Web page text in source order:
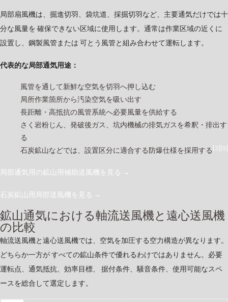
局部扇風機は、掘進切羽、袋坑道、採掘切羽など、主要通気だけでは十
分な風量を 確保できない区域に使用します。通常は作業区域の近くに
設置し、鋼製風管または 可とう風管と組み合わせて運転します。
代表的な局部通気用途：
風管を通して新鮮な空気を切羽へ押し込む
局所作業箇所から汚染空気を吸い出す
長距離・高抵抗の風管系統へ必要風量を供給する
さく岩粉じん、発破後ガス、坑内機械の排気ガスを希釈・排出す
る
石炭鉱山などでは、設置区分に適合する防爆仕様を採用する [3] [9]
局部通気用の鉱山用補助送風機を見る →
石炭鉱山用局部送風機を見る →
鉱山通気における軸流送風機と遠心送風機
の比較
軸流送風機と遠心送風機では、空気を加圧する空力構造が異なります。
どちらか一方が すべての鉱山条件で優れるわけではありません。必要
運転点、通気抵抗、効率目標、 据付条件、騒音条件、使用可能なスペ
ースを総合して選定します。